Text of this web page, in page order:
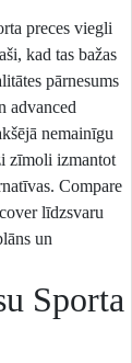
preces viegli
kad tas bažas
pārnesums
advanced
nemainīgu
zīmoli izmantot
Compare
līdzsvaru
un
Sporta